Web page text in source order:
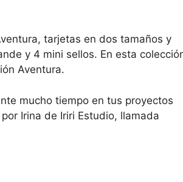
tarjetas en dos tamaños y
y 4 mini sellos. En esta
Aventura.
mucho tiempo en tus proyectos
Irina de Iriri Estudio, llamada